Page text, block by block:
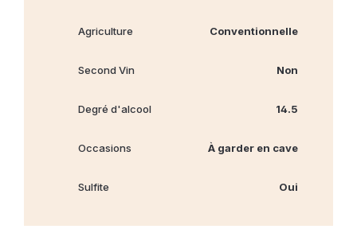
Agriculture Conventionnelle
Second Vin Non
Degré d'alcool 14.5
Occasions À garder en cave
Sulfite Oui